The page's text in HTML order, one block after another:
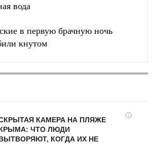
вода
в первую брачную ночь
кнутом
i
КАМЕРА НА ПЛЯЖЕ
ЧТО ЛЮДИ
КОГДА ИХ НЕ